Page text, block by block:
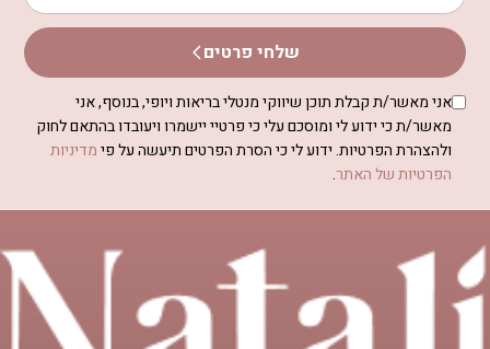
שלחי פרטים
אני מאשר/ת קבלת תוכן שיווקי מנטלי בריאות ויופי, בנוסף, אני
מאשר/ת כי ידוע לי ומוסכם עלי כי פרטיי יישמרו ויעובדו בהתאם לחוק
ולהצהרת הפרטיות. ידוע לי כי הסרת הפרטים תיעשה על פימדיניות
הפרטיות של האתר.